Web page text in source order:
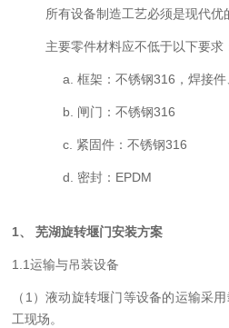
所有设备制造工艺必须是现代优
主要零件材料应不低于以下要求
a.框架：不锈钢316，焊接
b. 闸门：不锈钢316
c. 紧固件：不锈钢316
d. 密封：EPDM
1、 芜湖旋转堰门安装方案
1.1运输与吊装设备
（1）液动旋转堰门等设备的运输采
工现场。